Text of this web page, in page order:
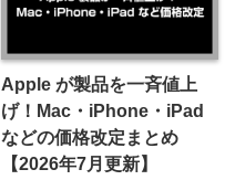
Apple が製品を一斉値上
げ！Mac・iPhone・iPad
などの価格改定まとめ
【2026年7月更新】